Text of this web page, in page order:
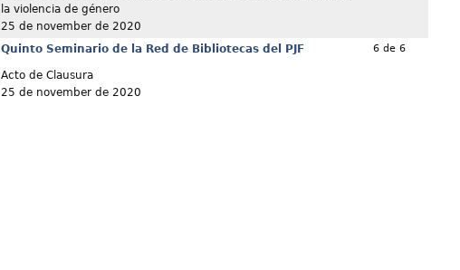
la violencia de género
25 de november de 2020
Quinto Seminario de la Red de Bibliotecas del PJF
Acto de Clausura
25 de november de 2020
6 de 6